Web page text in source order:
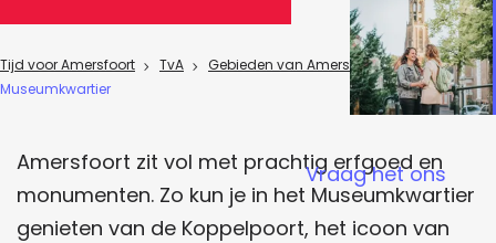
Vraag het ons
Tijd voor Amersfoort TvA
Gebieden van Amersfoort
Museumkwartier
Amersfoort zit vol met prachtig erfgoed en
monumenten. Zo kun je in het Museumkwartier
genieten van de Koppelpoort, het icoon van